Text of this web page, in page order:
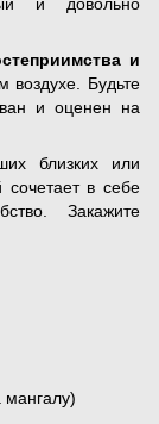
и
воздухе. Будьте
и оценен на
близких или
в себе
Закажите
мангалу)